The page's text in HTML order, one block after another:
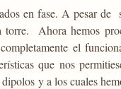
en fase. A pesar de
torre. Ahora hemos
el
que nos
y a los cuales